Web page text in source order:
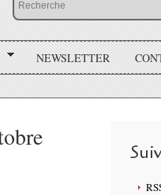
NEWSLETTER